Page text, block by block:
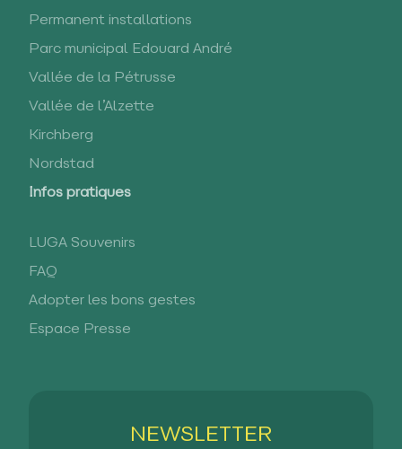
Permanent installations
Parc municipal Edouard André
Vallée de la Pétrusse
Vallée de l’Alzette
Kirchberg
Nordstad
Infos pratiques
LUGA Souvenirs
FAQ
Adopter les bons gestes
Espace Presse
NEWSLETTER